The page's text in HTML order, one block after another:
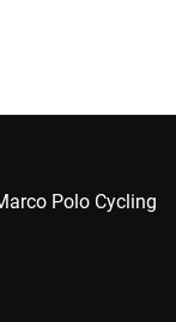
Polo Cycling